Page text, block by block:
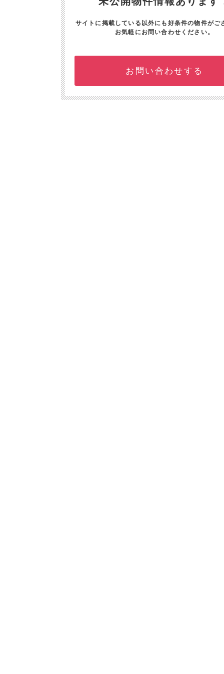
サイトに掲載している以外にも好条件の物件がご
お気軽にお問い合わせください。
お問い合わせする